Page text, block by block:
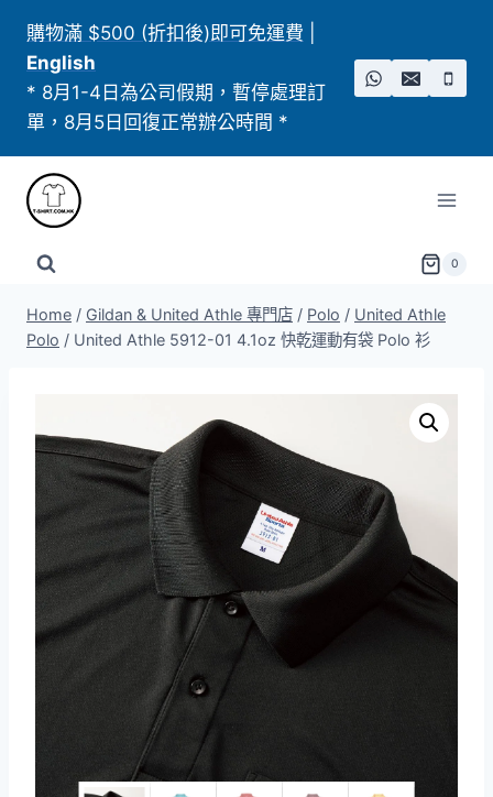
content
購物滿 $500 (折扣後)即可免運費
English
* 8月1-4日為公司假期，暫停處理訂
單，8月5日回復正常辦公時間 *
0
Home / Gildan & United Athle 專門店 / Polo / United Athle
Polo​ / United Athle 5912-01 4.1oz 快乾運動有袋 Polo 衫